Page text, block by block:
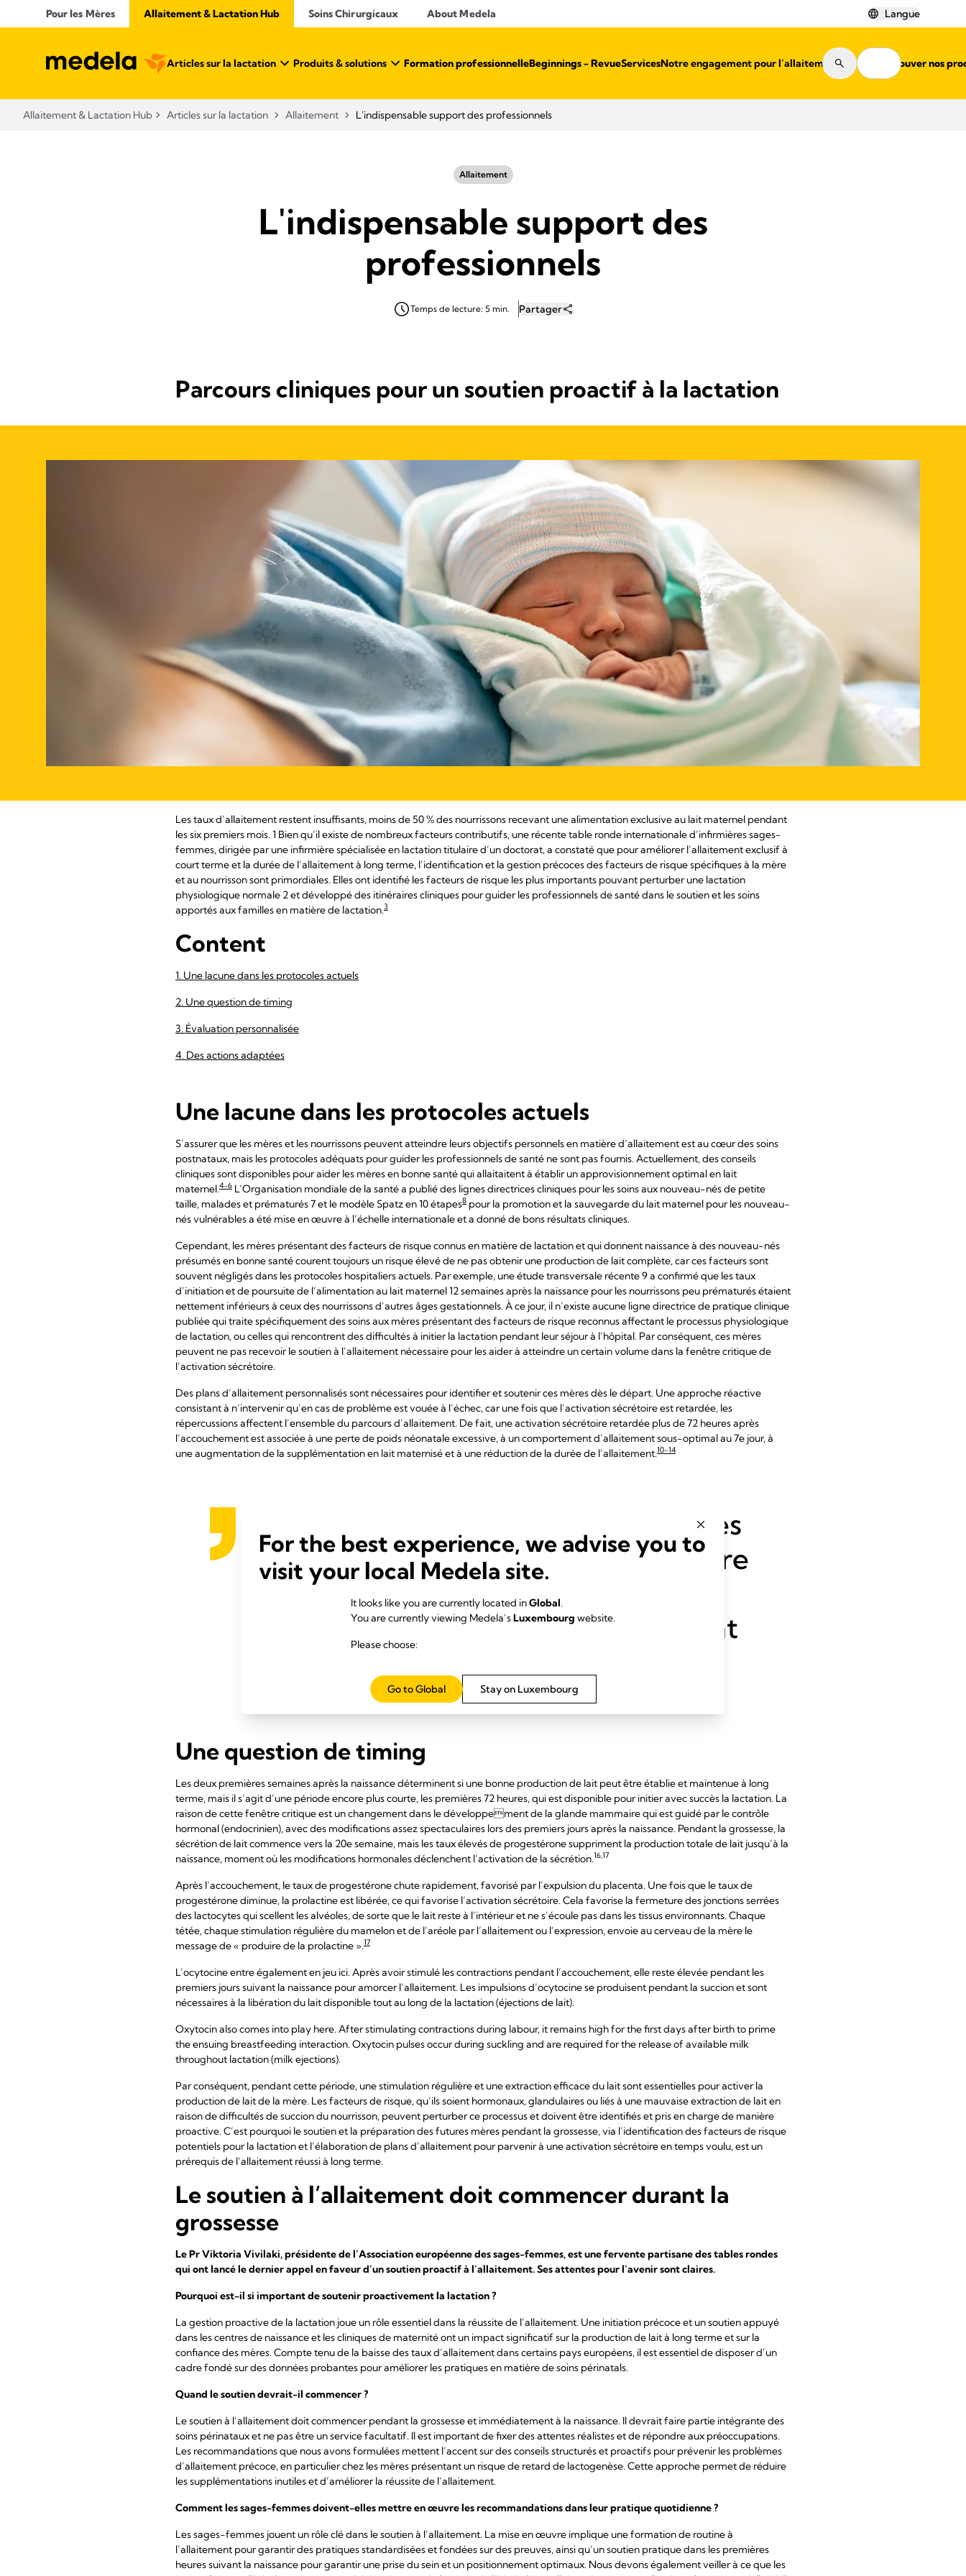
Pour les Mères Allaitement & Lactation Hub​ Soins Chirurgicaux About Medela Langue
Articles sur la lactation Produits & solutions Formation professionnelleBeginnings - RevueServicesNotre engagement pour l’allaitement Où trouver nos
Allaitement & Lactation Hub​ Articles sur la lactation Allaitement L'indispensable support des professionnels
Allaitement
L'indispensable support des
professionnels
Temps de lecture: 5 min. Partager
Parcours cliniques pour un soutien proactif à la lactation
Les taux d’allaitement restent insuffisants, moins de 50 % des nourrissons recevant une alimentation exclusive au lait maternel pendant
les six premiers mois. 1 Bien qu’il existe de nombreux facteurs contributifs, une récente table ronde internationale d’infirmières sages-
femmes, dirigée par une infirmière spécialisée en lactation titulaire d’un doctorat, a constaté que pour améliorer l’allaitement exclusif à
court terme et la durée de l’allaitement à long terme, l’identification et la gestion précoces des facteurs de risque spécifiques à la mère
et au nourrisson sont primordiales. Elles ont identifié les facteurs de risque les plus importants pouvant perturber une lactation
physiologique normale 2 et développé des itinéraires cliniques pour guider les professionnels de santé dans le soutien et les soins
apportés aux familles en matière de lactation.3
Content
1. Une lacune dans les protocoles actuels
2. Une question de timing
3. Évaluation personnalisée
4. Des actions adaptées
Une lacune dans les protocoles actuels
S’assurer que les mères et les nourrissons peuvent atteindre leurs objectifs personnels en matière d’allaitement est au cœur des soins
postnataux, mais les protocoles adéquats pour guider les professionnels de santé ne sont pas fournis. Actuellement, des conseils
cliniques sont disponibles pour aider les mères en bonne santé qui allaitaitent à établir un approvisionnement optimal en lait
maternel.4-6 L’Organisation mondiale de la santé a publié des lignes directrices cliniques pour les soins aux nouveau-nés de petite
taille, malades et prématurés 7 et le modèle Spatz en 10 étapes8 pour la promotion et la sauvegarde du lait maternel pour les nouveau-
nés vulnérables a été mise en œuvre à l’échelle internationale et a donné de bons résultats cliniques.
Cependant, les mères présentant des facteurs de risque connus en matière de lactation et qui donnent naissance à des nouveau-nés
présumés en bonne santé courent toujours un risque élevé de ne pas obtenir une production de lait complète, car ces facteurs sont
souvent négligés dans les protocoles hospitaliers actuels. Par exemple, une étude transversale récente 9 a confirmé que les taux
d’initiation et de poursuite de l’alimentation au lait maternel 12 semaines après la naissance pour les nourrissons peu prématurés étaient
nettement inférieurs à ceux des nourrissons d’autres âges gestationnels. À ce jour, il n’existe aucune ligne directrice de pratique clinique
publiée qui traite spécifiquement des soins aux mères présentant des facteurs de risque reconnus affectant le processus physiologique
de lactation, ou celles qui rencontrent des difficultés à initier la lactation pendant leur séjour à l’hôpital. Par conséquent, ces mères
peuvent ne pas recevoir le soutien à l’allaitement nécessaire pour les aider à atteindre un certain volume dans la fenêtre critique de
l’activation sécrétoire.
Des plans d’allaitement personnalisés sont nécessaires pour identifier et soutenir ces mères dès le départ. Une approche réactive
consistant à n’intervenir qu’en cas de problème est vouée à l’échec, car une fois que l’activation sécrétoire est retardée, les
répercussions affectent l’ensemble du parcours d’allaitement. De fait, une activation sécrétoire retardée plus de 72 heures après
l’accouchement est associée à une perte de poids néonatale excessive, à un comportement d’allaitement sous-optimal au 7e jour, à
une augmentation de la supplémentation en lait maternisé et à une réduction de la durée de l’allaitement.10-14
L’attentisme n’est pas de mise ! Les
femmes dont l’activation sécrétoire
est retardée sont 60 % plus
susceptibles d’arrêter l’allaitement
Une question de timing
Les deux premières semaines après la naissance déterminent si une bonne production de lait peut être établie et maintenue à long
terme, mais il s’agit d’une période encore plus courte, les premières 72 heures, qui est disponible pour initier avec succès la lactation. La
raison de cette fenêtre critique est un changement dans le développement de la glande mammaire qui est guidé par le contrôle
hormonal (endocrinien), avec des modifications assez spectaculaires lors des premiers jours après la naissance. Pendant la grossesse, la
sécrétion de lait commence vers la 20e semaine, mais les taux élevés de progestérone suppriment la production totale de lait jusqu’à la
naissance, moment où les modifications hormonales déclenchent l’activation de la sécrétion.16,17
Après l’accouchement, le taux de progestérone chute rapidement, favorisé par l’expulsion du placenta. Une fois que le taux de
progestérone diminue, la prolactine est libérée, ce qui favorise l’activation sécrétoire. Cela favorise la fermeture des jonctions serrées
des lactocytes qui scellent les alvéoles, de sorte que le lait reste à l’intérieur et ne s’écoule pas dans les tissus environnants. Chaque
tétée, chaque stimulation régulière du mamelon et de l’aréole par l’allaitement ou l’expression, envoie au cerveau de la mère le
message de « produire de la prolactine ».17
L’ocytocine entre également en jeu ici. Après avoir stimulé les contractions pendant l’accouchement, elle reste élevée pendant les
premiers jours suivant la naissance pour amorcer l’allaitement. Les impulsions d’ocytocine se produisent pendant la succion et sont
nécessaires à la libération du lait disponible tout au long de la lactation (éjections de lait).
Oxytocin also comes into play here. After stimulating contractions during labour, it remains high for the first days after birth to prime
the ensuing breastfeeding interaction. Oxytocin pulses occur during suckling and are required for the release of available milk
throughout lactation (milk ejections).
Par conséquent, pendant cette période, une stimulation régulière et une extraction efficace du lait sont essentielles pour activer la
production de lait de la mère. Les facteurs de risque, qu’ils soient hormonaux, glandulaires ou liés à une mauvaise extraction de lait en
raison de difficultés de succion du nourrisson, peuvent perturber ce processus et doivent être identifiés et pris en charge de manière
proactive. C’est pourquoi le soutien et la préparation des futures mères pendant la grossesse, via l’identification des facteurs de risque
potentiels pour la lactation et l’élaboration de plans d’allaitement pour parvenir à une activation sécrétoire en temps voulu, est un
prérequis de l’allaitement réussi à long terme.
Le soutien à l’allaitement doit commencer durant la
grossesse
Le Pr Viktoria Vivilaki, présidente de l’Association européenne des sages-femmes, est une fervente partisane des tables rondes
qui ont lancé le dernier appel en faveur d’un soutien proactif à l’allaitement. Ses attentes pour l’avenir sont claires.
Pourquoi est-il si important de soutenir proactivement la lactation ?
La gestion proactive de la lactation joue un rôle essentiel dans la réussite de l’allaitement. Une initiation précoce et un soutien appuyé
dans les centres de naissance et les cliniques de maternité ont un impact significatif sur la production de lait à long terme et sur la
confiance des mères. Compte tenu de la baisse des taux d’allaitement dans certains pays européens, il est essentiel de disposer d’un
cadre fondé sur des données probantes pour améliorer les pratiques en matière de soins périnatals.
Quand le soutien devrait-il commencer ?
Le soutien à l’allaitement doit commencer pendant la grossesse et immédiatement à la naissance. Il devrait faire partie intégrante des
soins périnataux et ne pas être un service facultatif. Il est important de fixer des attentes réalistes et de répondre aux préoccupations.
Les recommandations que nous avons formulées mettent l’accent sur des conseils structurés et proactifs pour prévenir les problèmes
d’allaitement précoce, en particulier chez les mères présentant un risque de retard de lactogenèse. Cette approche permet de réduire
les supplémentations inutiles et d’améliorer la réussite de l’allaitement.
Comment les sages-femmes doivent-elles mettre en œuvre les recommandations dans leur pratique quotidienne ?
Les sages-femmes jouent un rôle clé dans le soutien à l’allaitement. La mise en œuvre implique une formation de routine à
l’allaitement pour garantir des pratiques standardisées et fondées sur des preuves, ainsi qu’un soutien pratique dans les premières
heures suivant la naissance pour garantir une prise du sein et un positionnement optimaux. Nous devons également veiller à ce que les
For the best experience, we advise you to
visit your local Medela site.
It looks like you are currently located inGlobal.
You are currently viewing Medela’sLuxembourg website.
Please choose:
Stay on Luxembourg
Go to Global